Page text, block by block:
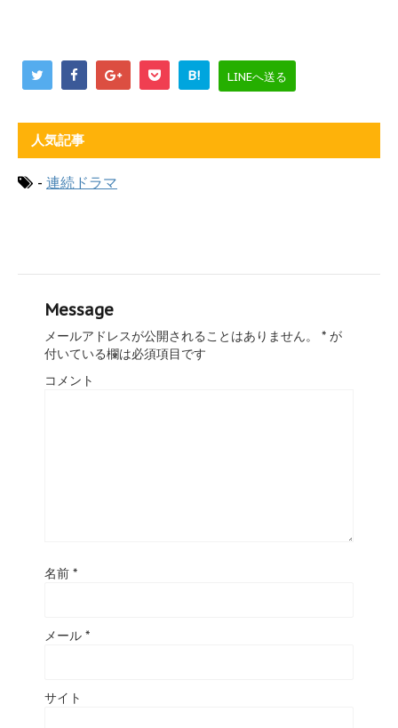
B! LINEへ送る
人気記事
- 連続ドラマ
Message
メールアドレスが公開されることはありません。 * が
付いている欄は必須項目です
コメント
名前 *
メール *
サイト